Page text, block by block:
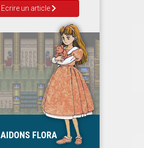
Ecrire un article
AIDONS FLORA